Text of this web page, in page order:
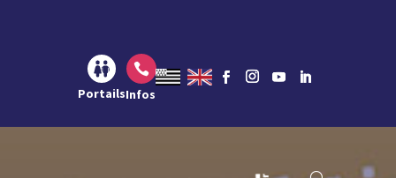
Aller à la recherche
Portails

Infos